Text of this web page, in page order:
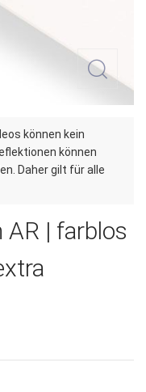
können kein
können
Daher gilt für alle
| farblos